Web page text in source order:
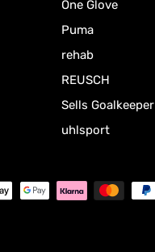
One Glove
Puma
rehab
REUSCH
Sells Goalkeeper
uhlsport